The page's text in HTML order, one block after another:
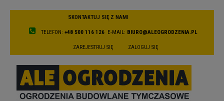
SKONTAKTUJ SIĘ Z NAMI
TELEFON: +48 500 116 126 E-MAIL: BIURO@ALEOGRODZENIA.PL
ZAREJESTRUJ SIĘ ZALOGUJ SIĘ